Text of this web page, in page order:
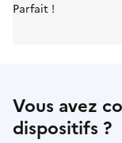
Parfait !
Vous avez
dispositifs ?